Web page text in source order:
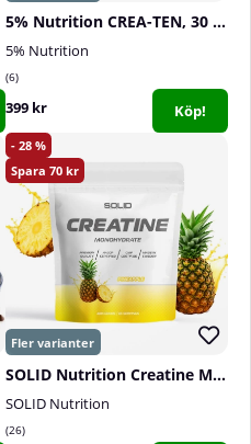
5% Nutrition CREA-TEN, 30 serv.
5% Nutrition
6
399 kr Köp!
28
70
SOLID Nutrition Creatine Monohydrate, 400 g
SOLID Nutrition
26